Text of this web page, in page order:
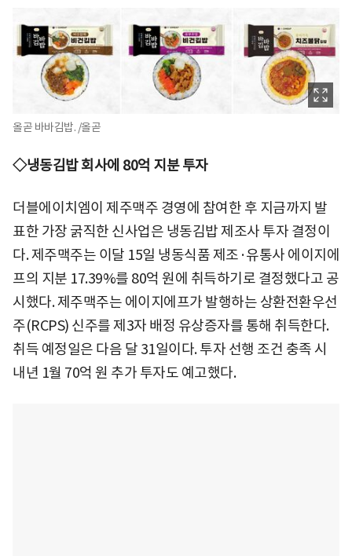
올곧 바바김밥. /올곧
◇냉동김밥 회사에 80억 지분 투자
더블에이치엠이 제주맥주 경영에 참여한 후 지금까지 발
표한 가장 굵직한 신사업은 냉동김밥 제조사 투자 결정이
다. 제주맥주는 이달 15일 냉동식품 제조·유통사 에이지에
프의 지분 17.39%를 80억 원에 취득하기로 결정했다고 공
시했다. 제주맥주는 에이지에프가 발행하는 상환전환우선
주(RCPS) 신주를 제3자 배정 유상증자를 통해 취득한다.
취득 예정일은 다음 달 31일이다. 투자 선행 조건 충족 시
내년 1월 70억 원 추가 투자도 예고했다.